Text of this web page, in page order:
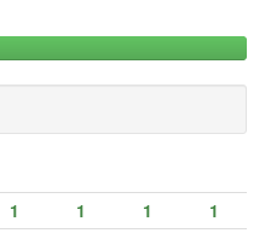
1 1 1
1